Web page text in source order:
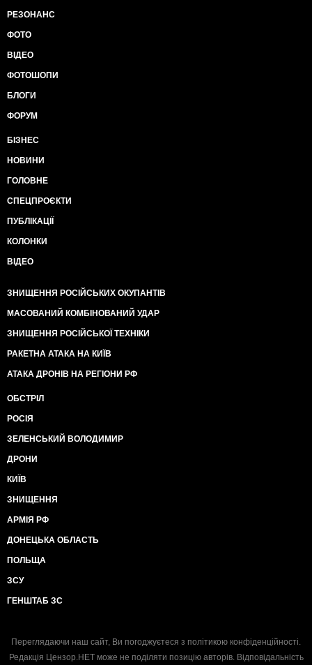
РЕЗОНАНС
ФОТО
ВІДЕО
ФОТОШОПИ
БЛОГИ
ФОРУМ
БІЗНЕС
НОВИНИ
ГОЛОВНЕ
СПЕЦПРОЄКТИ
ПУБЛІКАЦІЇ
КОЛОНКИ
ВІДЕО
ЗНИЩЕННЯ РОСІЙСЬКИХ ОКУПАНТІВ
МАСОВАНИЙ КОМБІНОВАНИЙ УДАР
ЗНИЩЕННЯ РОСІЙСЬКОЇ ТЕХНІКИ
РАКЕТНА АТАКА НА КИЇВ
АТАКА ДРОНІВ НА РЕГІОНИ РФ
ОБСТРІЛ
РОСІЯ
ЗЕЛЕНСЬКИЙ ВОЛОДИМИР
ДРОНИ
КИЇВ
ЗНИЩЕННЯ
АРМІЯ РФ
ДОНЕЦЬКА ОБЛАСТЬ
ПОЛЬЩА
ЗСУ
ГЕНШТАБ ЗС
Переглядаючи наш сайт, Ви погоджуєтеся з політикою конфіденційності.
Редакція Цензор.НЕТ може не поділяти позицію авторів. Відповідальність